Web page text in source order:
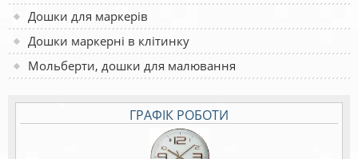
Дошки для маркерів
Дошки маркерні в клітинку
Мольберти, дошки для малювання
ГРАФІК РОБОТИ